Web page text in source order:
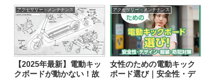
アクセサリー・メンテナンス
【2025年最新】電動キッ
クボードが動かない！故
アクセサリー・メンテナンス
女性のための電動キック
ボード選び｜安全性・デ